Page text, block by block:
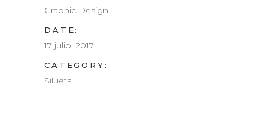
Graphic Design
DATE:
17 julio, 2017
CATEGORY:
Siluets